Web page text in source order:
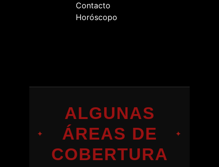
Contacto
Horóscopo
✦
ALGUNAS
ÁREAS DE
COBERTURA
✦